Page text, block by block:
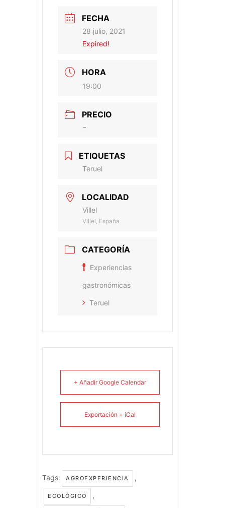
FECHA
28 julio, 2021
Expired!
HORA
19:00
PRECIO
-
ETIQUETAS
Teruel
LOCALIDAD
Villel
Villel, España
CATEGORÍA
Experiencias
gastronómicas
Teruel
+ Añadir Google Calendar
Exportación + iCal
Tags: AGROEXPERIENCIA ,
ECOLÓGICO ,